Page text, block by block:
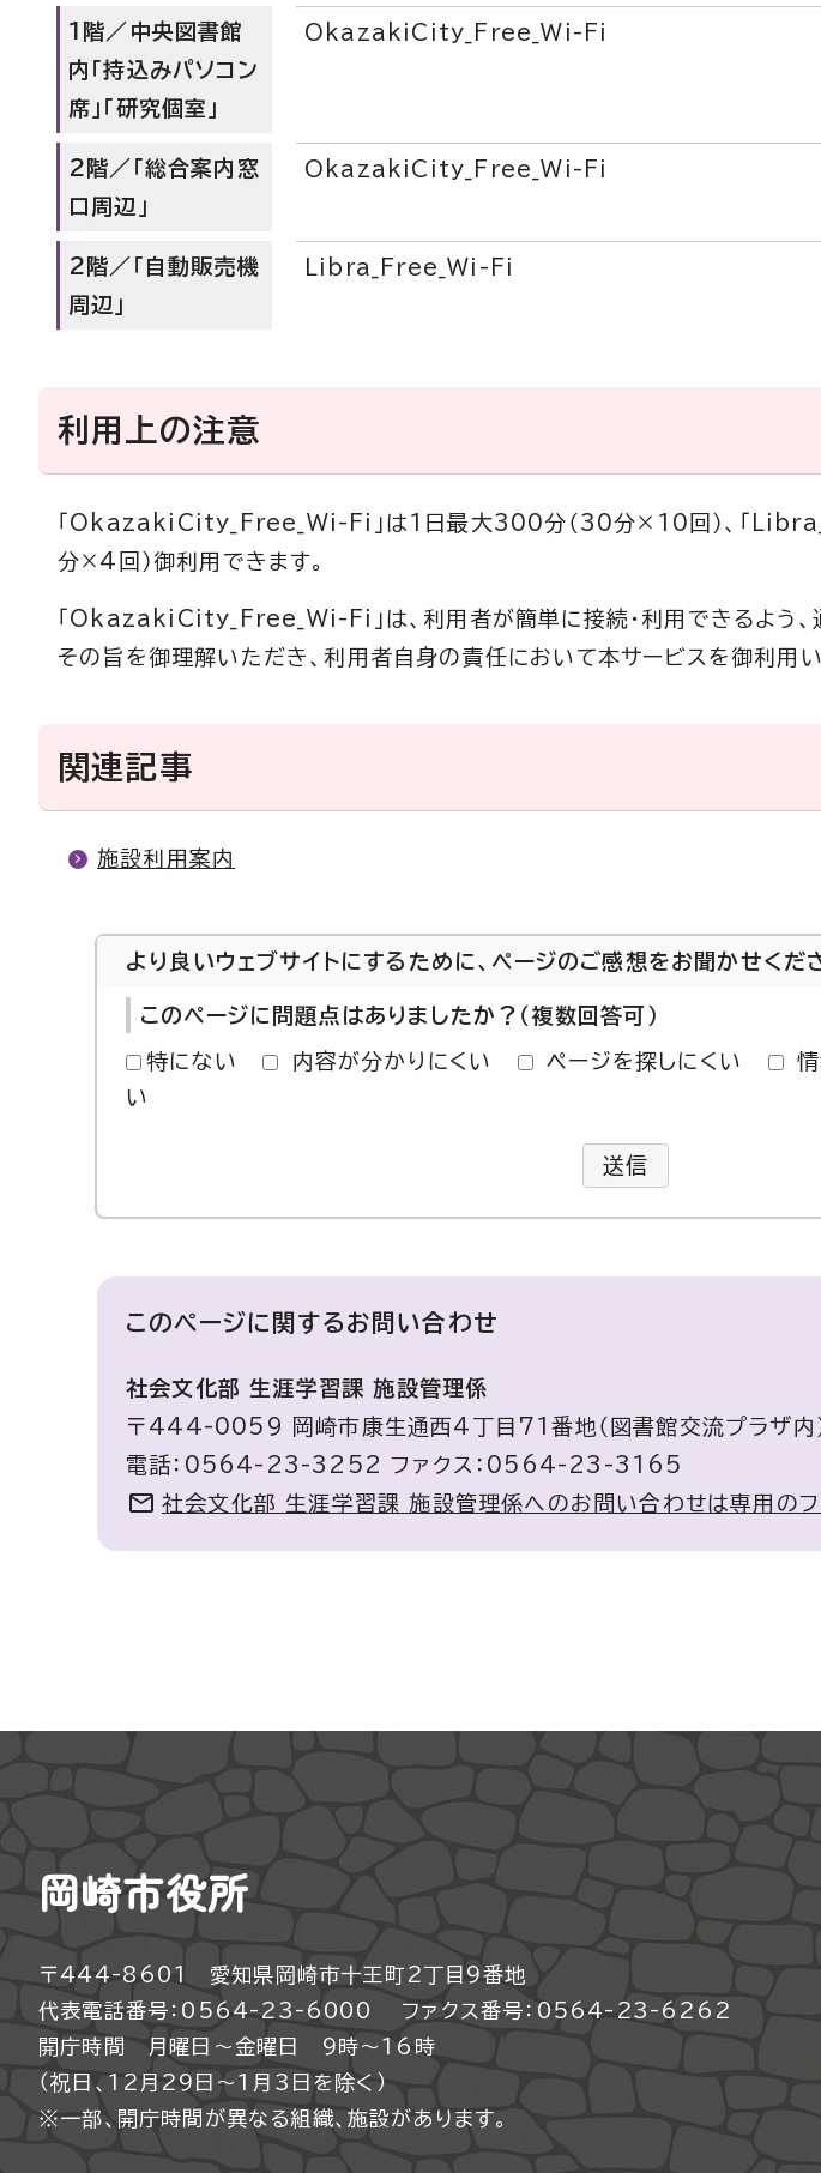
1階／中央図書館
内「持込みパソコン
席」「研究個室」
OkazakiCity_Free_Wi-Fi
2階／「総合案内窓
口周辺」
OkazakiCity_Free_Wi-Fi
2階／「自動販売機
周辺」
Libra_Free_Wi-Fi
利用上の注意
「OkazakiCity_Free_Wi-Fi」は1日最大300分（30分×10回）、「
分×4回）御利用できます。
「OkazakiCity_Free_Wi-Fi」は、利用者が簡単に接続・利用できるよう、
その旨を御理解いただき、利用者自身の責任において本サービスを御利用い
関連記事
施設利用案内
より良いウェブサイトにするために、ページのご感想をお聞かせくだ
このページに問題点はありましたか？（複数回答可）
特にない 内容が分かりにくい ページを探しにくい
い
送信
このページに関するお問い合わせ
社会文化部 生涯学習課 施設管理係
〒444-0059 岡崎市康生通西4丁目71番地（図書館交流プラザ内
電話：0564-23-3252 ファクス：0564-23-3165
社会文化部 生涯学習課 施設管理係へのお問い合わせは専用のフ
岡崎市役所
〒444-8601 愛知県岡崎市十王町2丁目9番地
代表電話番号：0564-23-6000
ファクス番号：0564-23-6262
開庁時間 月曜日～金曜日 9時～16時
（祝日、12月29日～1月3日を除く）
※一部、開庁時間が異なる組織、施設があります。